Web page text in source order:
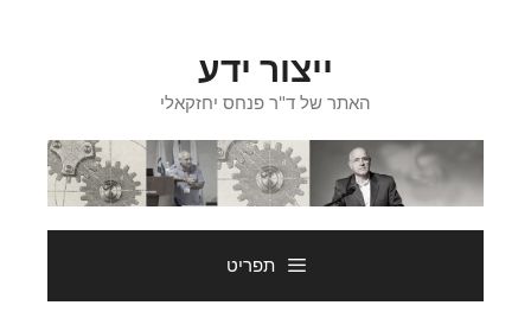
ייצור ידע
האתר של ד"ר פנחס יחזקאלי
תפריט